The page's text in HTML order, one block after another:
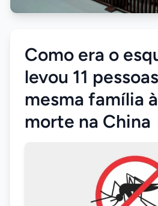
Como era o
levou 11
mesma família
morte na China